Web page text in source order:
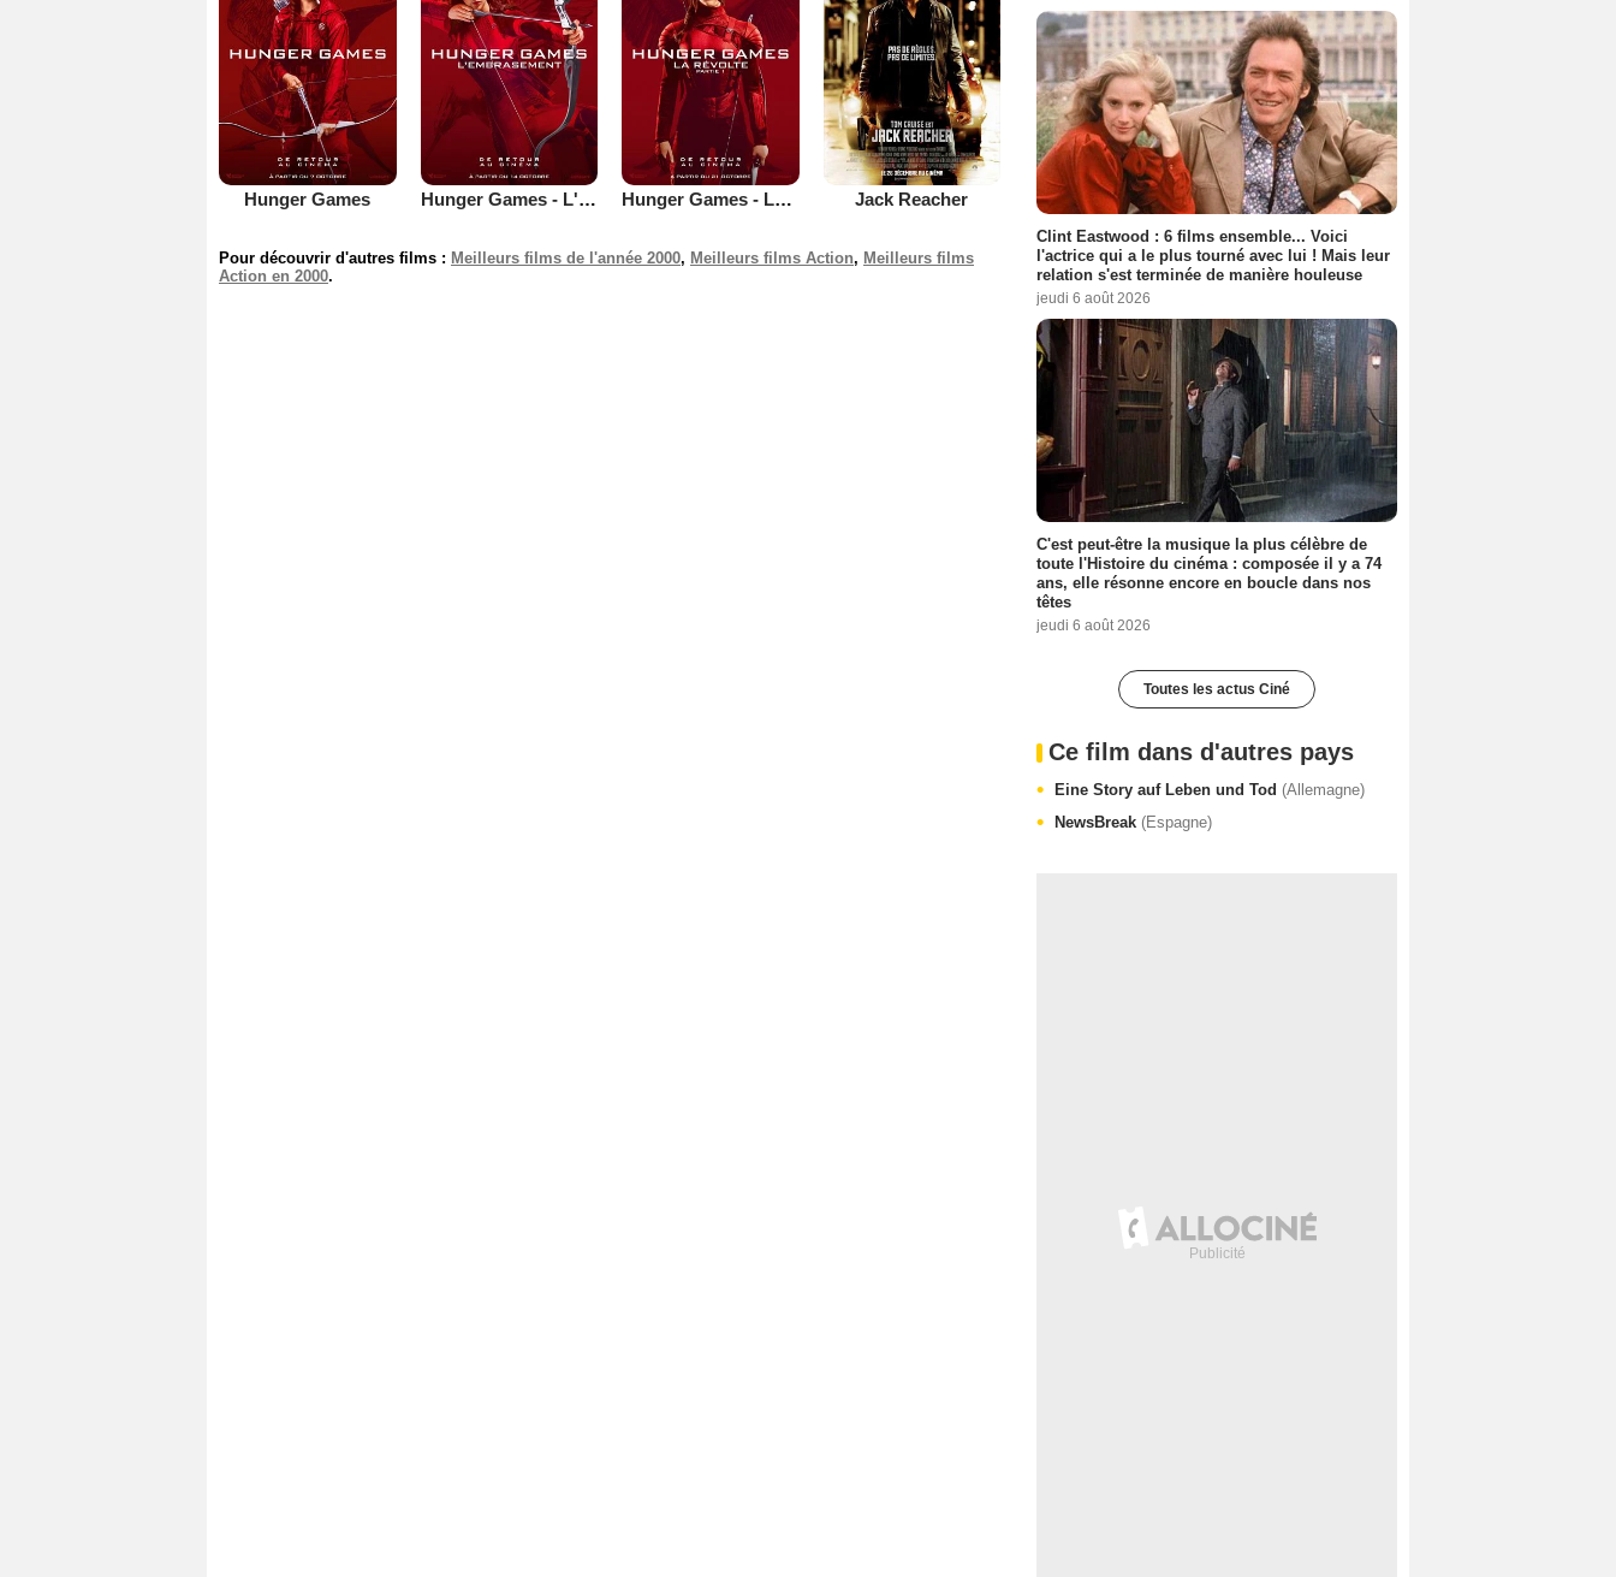
Hunger Games Hunger Games - L'embrasement Hunger Games - La Révolte : Partie 1 Jack Reacher
Pour découvrir d'autres films : Meilleurs films de l'année 2000, Meilleurs films Action, Meilleurs films
Action en 2000.
Clint Eastwood : 6 films ensemble... Voici
l'actrice qui a le plus tourné avec lui ! Mais leur
relation s'est terminée de manière houleuse
jeudi 6 août 2026
C'est peut-être la musique la plus célèbre de
toute l'Histoire du cinéma : composée il y a 74
ans, elle résonne encore en boucle dans nos
têtes
jeudi 6 août 2026
Toutes les actus Ciné
Ce film dans d'autres pays
Eine Story auf Leben und Tod (Allemagne)
NewsBreak (Espagne)